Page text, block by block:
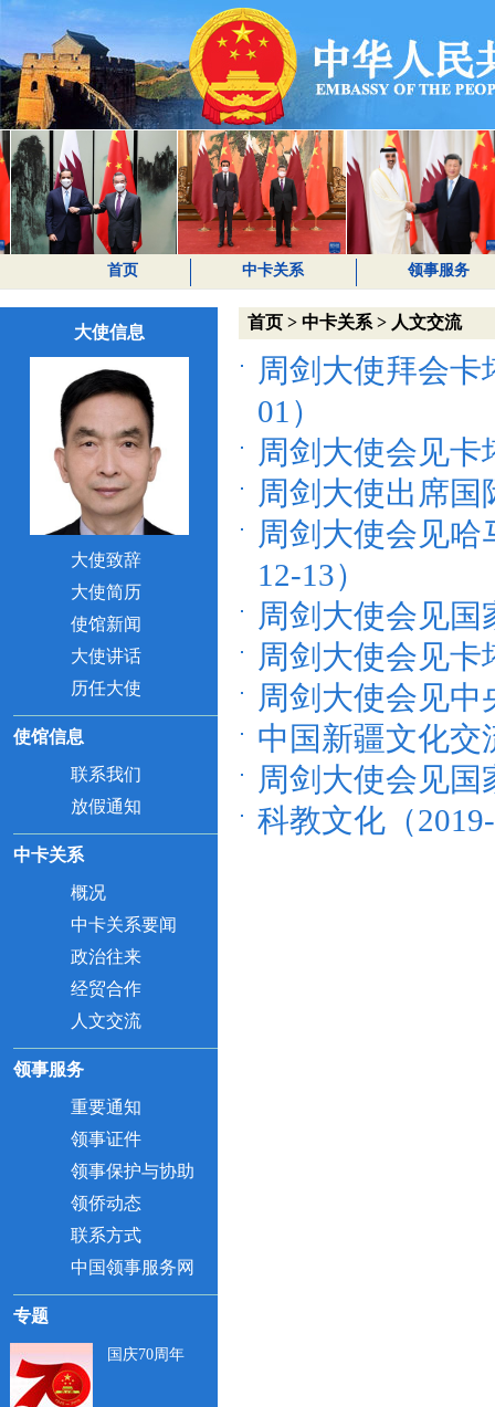
首页 中卡关系 领事服务
大使信息
大使致辞
大使简历
使馆新闻
大使讲话
历任大使
使馆信息
联系我们
放假通知
中卡关系
概况
中卡关系要闻
政治往来
经贸合作
人文交流
领事服务
重要通知
领事证件
领事保护与协助
领侨动态
联系方式
中国领事服务网
专题
国庆70周年
首页 > 中卡关系 > 人文交流
周剑大使拜会卡
01）
周剑大使会见卡
周剑大使出席国
周剑大使会见哈
12-13）
周剑大使会见国
周剑大使会见卡
周剑大使会见中
中国新疆文化交
周剑大使会见国
科教文化（